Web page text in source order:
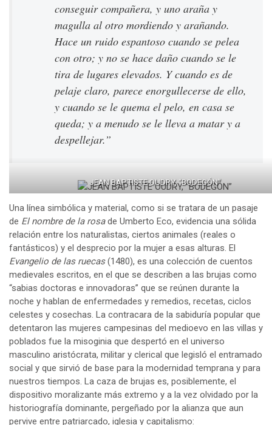
conseguir compañera, y uno araña y
magulla al otro mordiendo y arañando.
Hace un ruido espantoso cuando se pelea
con otro; y no se hace daño cuando se le
tira de lugares elevados. Y cuando es de
pelaje claro, parece enorgullecerse de ello,
y cuando se le quema el pelo, en casa se
queda; y a menudo se le lleva a matar y a
despellejar.”
JEAN BAPTISTE OUDRY, “BODEGÓN”
Una línea simbólica y material, como si se tratara de un pasaje
de El nombre de la rosade Umberto Eco, evidencia una sólida
relación entre los naturalistas, ciertos animales (reales o
fantásticos) y el desprecio por la mujer a esas alturas. El
Evangelio de las ruecas(1480), es una colección de cuentos
medievales escritos, en el que se describen a las brujas como
“sabias doctoras e innovadoras” que se reúnen durante la
noche y hablan de enfermedades y remedios, recetas, ciclos
celestes y cosechas. La contracara de la sabiduría popular que
detentaron las mujeres campesinas del medioevo en las villas y
poblados fue la misoginia que despertó en el universo
masculino aristócrata, militar y clerical que legisló el entramado
social y que sirvió de base para la modernidad temprana y para
nuestros tiempos. La caza de brujas es, posiblemente, el
dispositivo moralizante más extremo y a la vez olvidado por la
historiografía dominante, pergeñado por la alianza que aun
pervive entre patriarcado, iglesia y capitalismo: